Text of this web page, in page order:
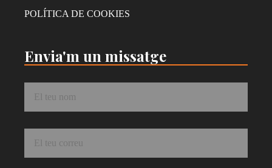
POLÍTICA DE COOKIES
Envia'm un missatge
Nom *
Correu *